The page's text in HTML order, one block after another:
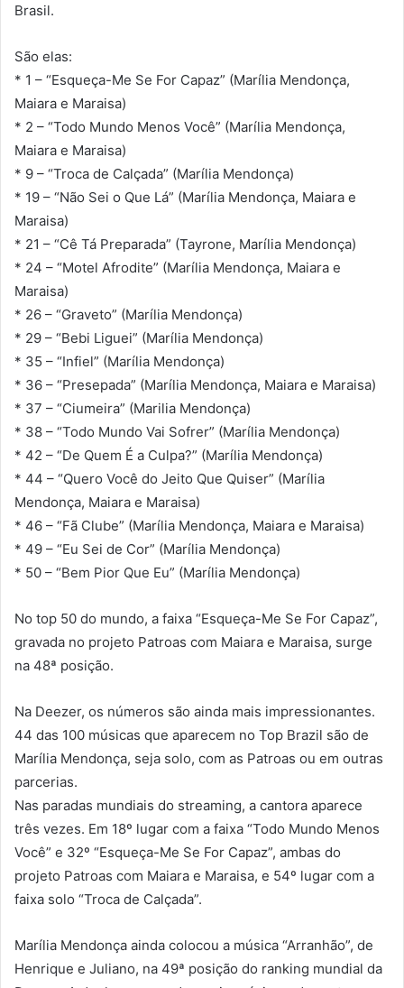
Brasil.
São elas:
* 1 – “Esqueça-Me Se For Capaz” (Marília Mendonça,
Maiara e Maraisa)
* 2 – “Todo Mundo Menos Você” (Marília Mendonça,
Maiara e Maraisa)
* 9 – “Troca de Calçada” (Marília Mendonça)
* 19 – “Não Sei o Que Lá” (Marília Mendonça, Maiara e
Maraisa)
* 21 – “Cê Tá Preparada” (Tayrone, Marília Mendonça)
* 24 – “Motel Afrodite” (Marília Mendonça, Maiara e
Maraisa)
* 26 – “Graveto” (Marília Mendonça)
* 29 – “Bebi Liguei” (Marília Mendonça)
* 35 – “Infiel” (Marília Mendonça)
* 36 – “Presepada” (Marília Mendonça, Maiara e Maraisa)
* 37 – “Ciumeira” (Marilia Mendonça)
* 38 – “Todo Mundo Vai Sofrer” (Marília Mendonça)
* 42 – “De Quem É a Culpa?” (Marília Mendonça)
* 44 – “Quero Você do Jeito Que Quiser” (Marília
Mendonça, Maiara e Maraisa)
* 46 – “Fã Clube” (Marília Mendonça, Maiara e Maraisa)
* 49 – “Eu Sei de Cor” (Marília Mendonça)
* 50 – “Bem Pior Que Eu” (Marília Mendonça)
No top 50 do mundo, a faixa “Esqueça-Me Se For Capaz”,
gravada no projeto Patroas com Maiara e Maraisa, surge
na 48ª posição.
Na Deezer, os números são ainda mais impressionantes.
44 das 100 músicas que aparecem no Top Brazil são de
Marília Mendonça, seja solo, com as Patroas ou em outras
parcerias.
Nas paradas mundiais do streaming, a cantora aparece
três vezes. Em 18º lugar com a faixa “Todo Mundo Menos
Você” e 32º “Esqueça-Me Se For Capaz”, ambas do
projeto Patroas com Maiara e Maraisa, e 54º lugar com a
faixa solo “Troca de Calçada”.
Marília Mendonça ainda colocou a música “Arranhão”, de
Henrique e Juliano, na 49ª posição do ranking mundial da